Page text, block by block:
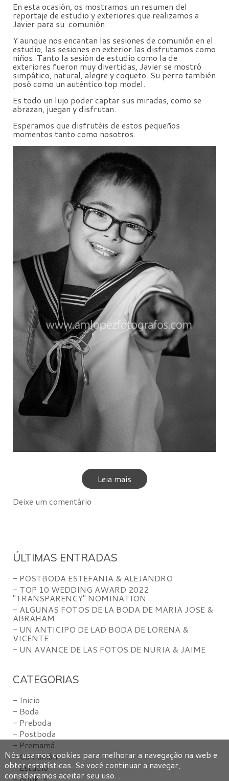
En esta ocasión, os mostramos un resumen del
reportaje de estudio y exteriores que realizamos a
Javier para su comunión.
Y aunque nos encantan las sesiones de comunión en el
estudio, las sesiones en exterior las disfrutamos como
niños. Tanto la sesión de estudio como la de
exteriores fueron muy divertidas, Javier se mostró
simpático, natural, alegre y coqueto. Su perro también
posó como un auténtico top model.
Es todo un lujo poder captar sus miradas, como se
abrazan, juegan y disfrutan.
Esperamos que disfrutéis de estos pequeños
momentos tanto como nosotros.
Leia mais
Deixe um comentário
ÚLTIMAS ENTRADAS
- POSTBODA ESTEFANIA & ALEJANDRO
- TOP 10 WEDDING AWARD 2022
"TRANSPARENCY" NOMINATION
- ALGUNAS FOTOS DE LA BODA DE MARIA JOSE &
ABRAHAM
- UN ANTICIPO DE LAD BODA DE LORENA &
VICENTE
- UN AVANCE DE LAS FOTOS DE NURIA & JAIME
CATEGORIAS
- Inicio
- Boda
- Preboda
- Postboda
- Premamá
- Comunión
- Estudio
- Book´s
Nós usamos cookies para melhorar a navegação na web e
obter estatísticas. Se você continuar a navegar,
consideramos aceitar seu uso. .